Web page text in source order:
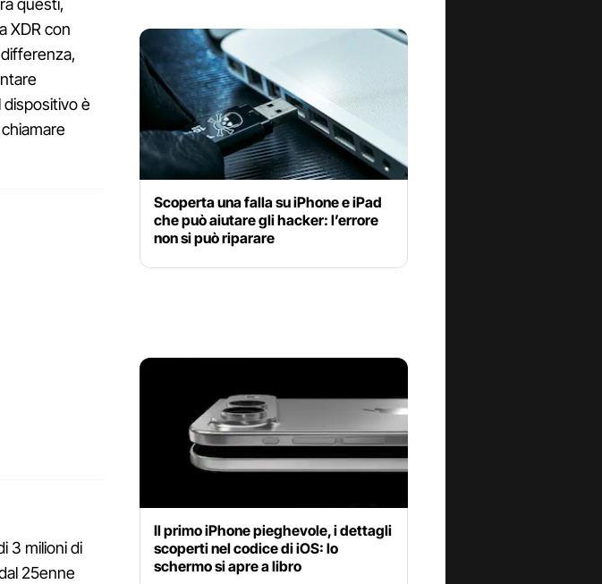
questi,
XDR con
dispositivo è
3 milioni di
25enne
Scoperta una falla su iPhone e iPad
che può aiutare gli hacker: l’errore
non si può riparare
Il primo iPhone pieghevole, i dettagli
scoperti nel codice di iOS: lo
schermo si apre a libro